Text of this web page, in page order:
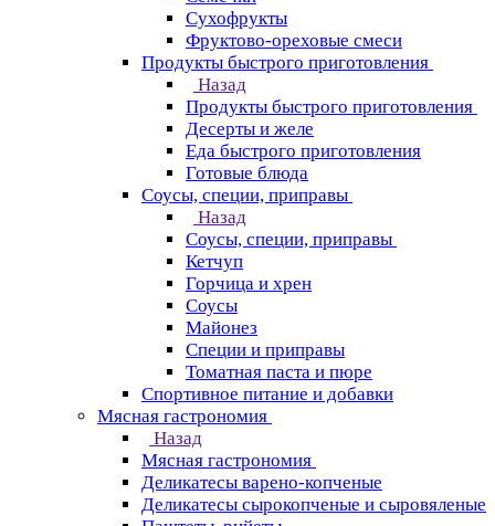
Сухофрукты
Фруктово-ореховые смеси
Продукты быстрого приготовления
Назад
Продукты быстрого приготовления
Десерты и желе
Еда быстрого приготовления
Готовые блюда
Соусы, специи, приправы
Назад
Соусы, специи, приправы
Кетчуп
Горчица и хрен
Соусы
Майонез
Специи и приправы
Томатная паста и пюре
Спортивное питание и добавки
Мясная гастрономия
Назад
Мясная гастрономия
Деликатесы варено-копченые
Деликатесы сырокопченые и сыровяленые